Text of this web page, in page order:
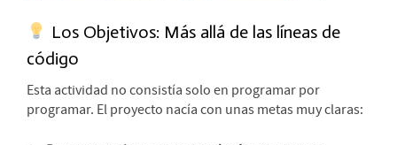
Los Objetivos: Más allá de las líneas de
código
Esta actividad no consistía solo en programar por
programar. El proyecto nacía con unas metas muy claras: